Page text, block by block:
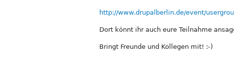
http://www.drupalberlin.de/event/
Dort könnt ihr auch eure Teilnahme
Bringt Freunde und Kollegen mit! :-)